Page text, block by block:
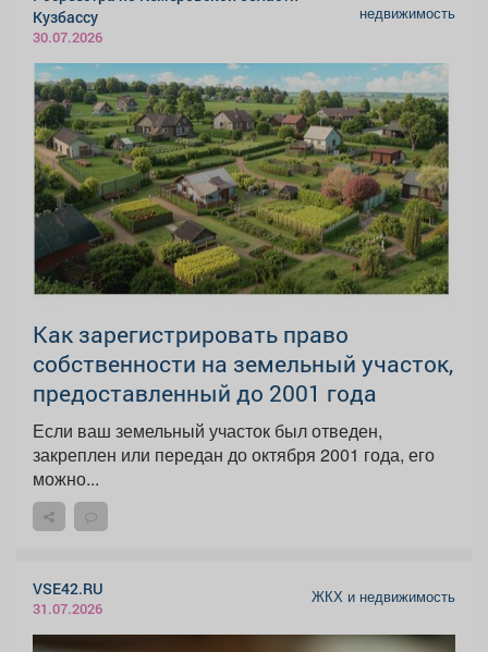
Кузбассу
30.07.2026
недвижимость
Как зарегистрировать право
собственности на земельный участок,
предоставленный до 2001 года
Если ваш земельный участок был отведен,
закреплен или передан до октября 2001 года, его
можно...
VSE42.RU
31.07.2026
ЖКХ и недвижимость